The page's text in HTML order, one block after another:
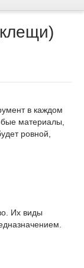
в каждом
материалы,
ровной,
Их виды